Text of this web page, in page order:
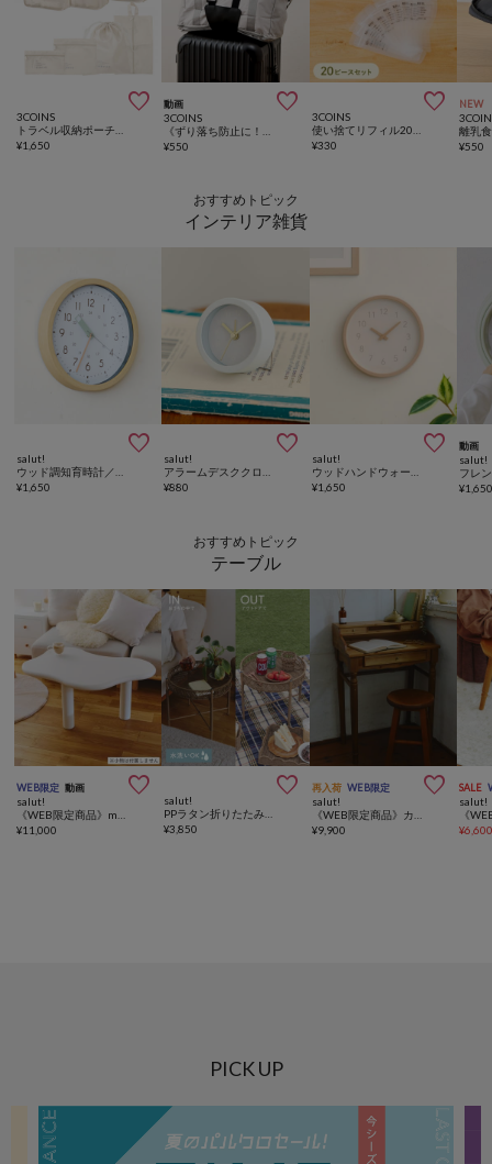

3COINS
¥1,650
動画 
3COINS
¥550

3COINS
¥330
NEW
¥550
おすすめトピック
インテリア雑貨

salut!
¥1,650

salut!
¥880

salut!
¥1,650
動画
salut!
¥
おすすめトピック
テーブル
WEB限定 動画 
salut!
¥11,000

salut!
¥3,850
再入荷 WEB限定 
salut!
¥9,900
SALE
salut!
¥
PICK UP